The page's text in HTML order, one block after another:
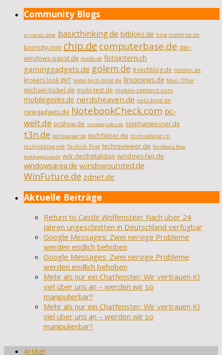
Community Blogs
ai-trends.blog basicthinking.de bitbloks.de blog.materna.de
borncity.com chip.de computerbase.de der-
windows-papst.de dimdo.de fotointern.ch
gaminggadgets.de golem.de it-techblog.de iteratec.de
krokers look @IT legal-tech-blog.de linuxnews.de Mein Office
michael-bickel.de mobi-test.de mobile-zeitgeist.com
mobilegeeks.de nerdsheaven.de netz-blog.de
newgadgets.de NotebookCheck.com pc-
welt.de pcshow.de simpleguides.de stephanwiesner.de
t3n.de techbanger.de techfieber.de technikblog.ch
technikblog.net Technik Pirat techreviewer.de TenMedia Blog
testmagazine.de wdr.de/digitalistan windows-faq.de
windowsarea.de windowsunited.de
WinFuture.de zdnet.de
Aktuelle Beiträge
Return to Castle Wolfenstein: Nach über 24
Jahren ungeschnitten in Deutschland verfügbar
Google Messages: Zwei nervige Probleme
werden endlich behoben
Google Messages: Zwei nervige Probleme
werden endlich behoben
Mehr als nur ein Chatfenster: Wir vertrauen KI
viel über uns an – werden wir so
manipulierbar?
Mehr als nur ein Chatfenster: Wir vertrauen KI
viel über uns an – werden wir so
manipulierbar?
Artikel